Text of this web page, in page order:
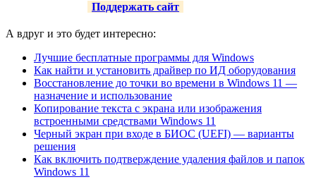
Поддержать сайт
А вдруг и это будет интересно:
Лучшие бесплатные программы для Windows
Как найти и установить драйвер по ИД оборудования
Восстановление до точки во времени в Windows 11 —
назначение и использование
Копирование текста с экрана или изображения
встроенными средствами Windows 11
Черный экран при входе в БИОС (UEFI) — варианты
решения
Как включить подтверждение удаления файлов и папок
Windows 11